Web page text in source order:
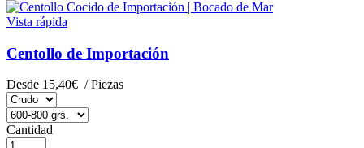
Vista rápida
Centollo de Importación
Desde 15,40€ / Piezas
Cantidad